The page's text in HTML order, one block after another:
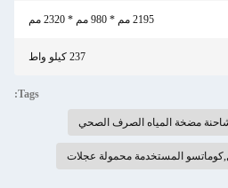
2195 مم * 980 مم * 2320 مم
237 كيلو واط
Tags:
مضخة المياه الصرف الصحي